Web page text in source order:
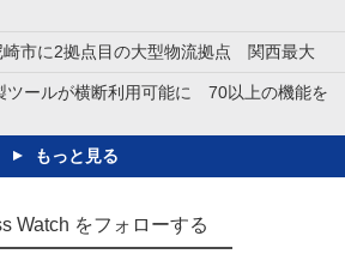
崎市に2拠点目の大型物流拠点 関西最大
ツールが横断利用可能に 70以上の機能を
もっと見る
Watch をフォローする